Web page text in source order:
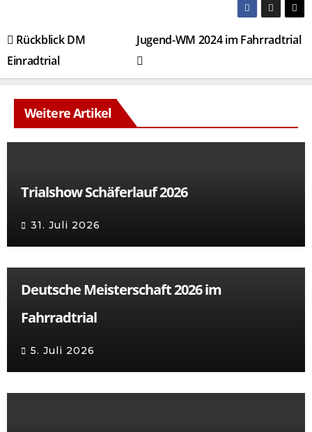
BeitragsnavigationJugend-WM 2024 im Fahrradtrial
Rückblick DM
Einradtrial
Weitere Artikel
Trialshow Schäferlauf 2026
31. Juli 2026
Deutsche Meisterschaft 2026 im
Fahrradtrial
5. Juli 2026